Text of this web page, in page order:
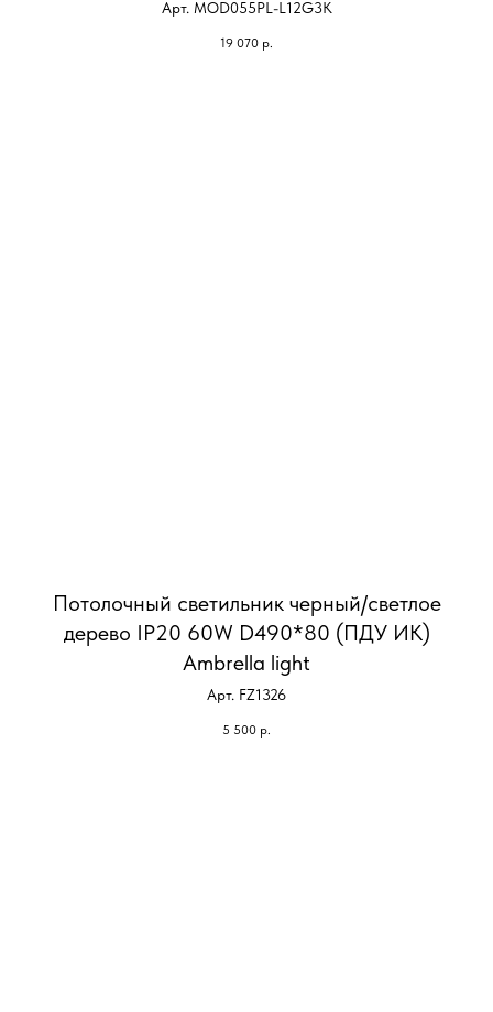
Арт. MOD055PL-L12G3K
19 070 р.
Потолочный светильник черный/светлое
дерево IP20 60W D490*80 (ПДУ ИК)
Ambrella light
Арт. FZ1326
5 500 р.